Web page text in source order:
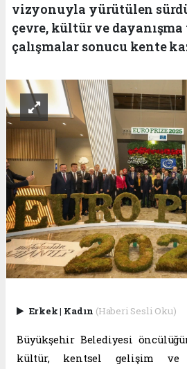
vizyonuyla yürütülen
çevre, kültür ve
çalışmalar sonucu kente
Erkek| Kadın (Haberi Sesli Oku)
Büyükşehir Belediyesi
kültür, kentsel gelişim ve